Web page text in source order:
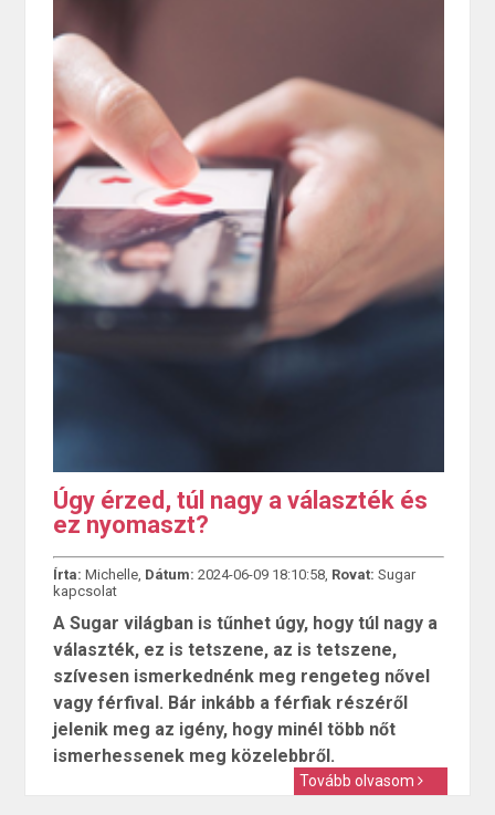
Úgy érzed, túl nagy a választék és
ez nyomaszt?
Írta: Michelle, Dátum: 2024-06-09 18:10:58, Rovat: Sugar
kapcsolat
A Sugar világban is tűnhet úgy, hogy túl nagy a
választék, ez is tetszene, az is tetszene,
szívesen ismerkednénk meg rengeteg nővel
vagy férfival. Bár inkább a férfiak részéről
jelenik meg az igény, hogy minél több nőt
ismerhessenek meg közelebbről.
Tovább olvasom